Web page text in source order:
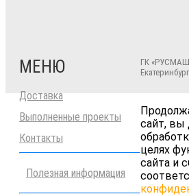
МЕНЮ
Доставка
Выполненные проекты
Контакты
Полезная информация
ГК
сайт, вы
целях
сайта и